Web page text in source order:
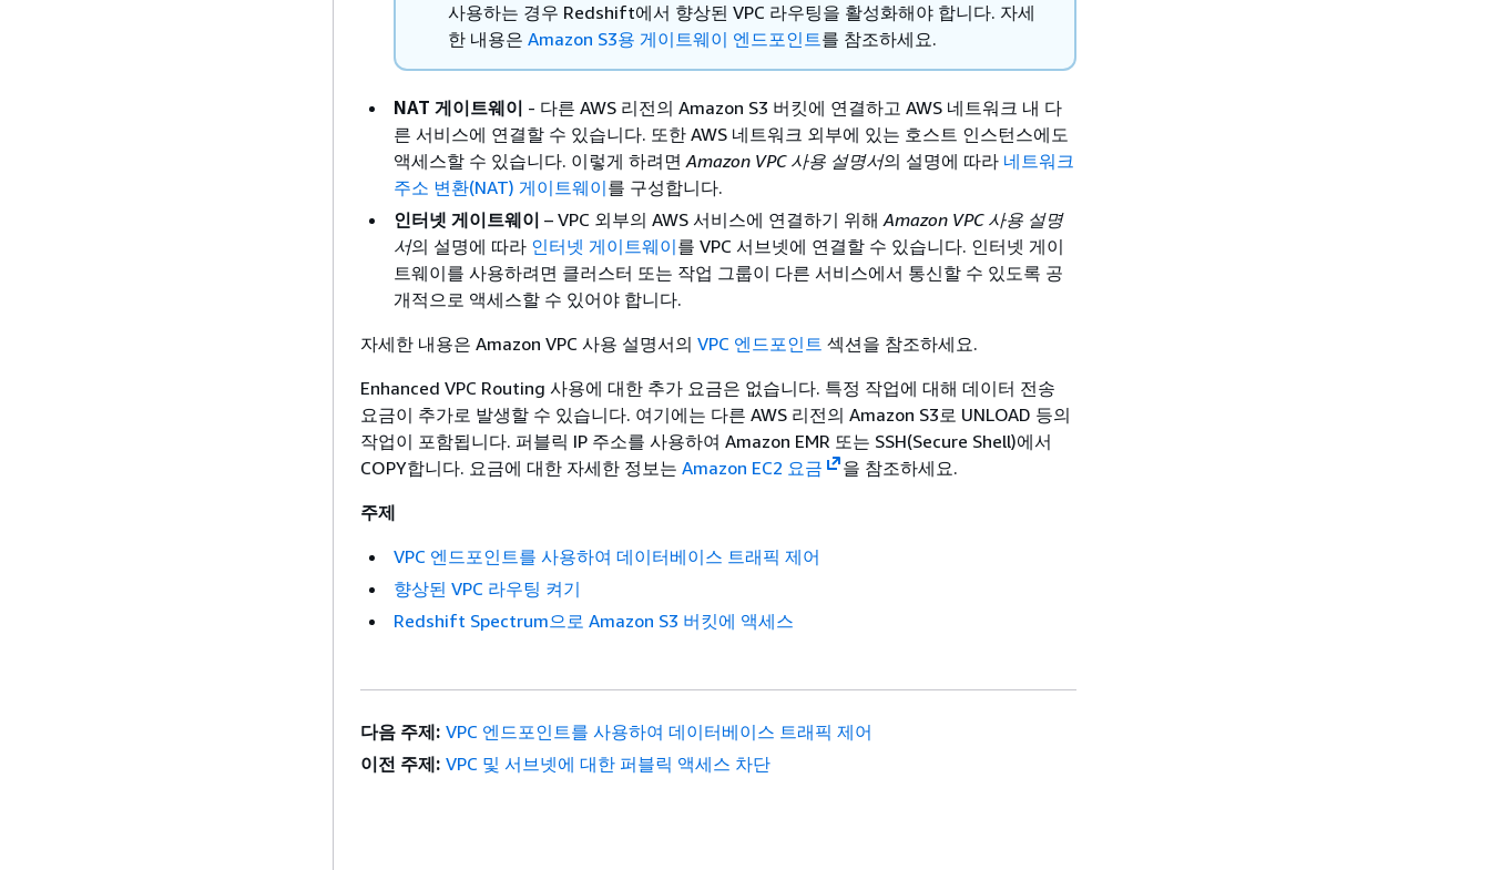
사용하는 경우 Redshift에서 향상된 VPC 라우팅을 활성화해야 합니다. 자세
한 내용은 Amazon S3용 게이트웨이 엔드포인트를 참조하세요.
NAT 게이트웨이 - 다른 AWS 리전의 Amazon S3 버킷에 연결하고 AWS 네트워크 내 다
른 서비스에 연결할 수 있습니다. 또한 AWS 네트워크 외부에 있는 호스트 인스턴스에도
액세스할 수 있습니다. 이렇게 하려면Amazon VPC 사용 설명서의 설명에 따라 네트워크
주소 변환(NAT) 게이트웨이를 구성합니다.
인터넷 게이트웨이 – VPC 외부의 AWS 서비스에 연결하기 위해Amazon VPC 사용 설명
서의 설명에 따라 인터넷 게이트웨이를 VPC 서브넷에 연결할 수 있습니다. 인터넷 게이
트웨이를 사용하려면 클러스터 또는 작업 그룹이 다른 서비스에서 통신할 수 있도록 공
개적으로 액세스할 수 있어야 합니다.
자세한 내용은 Amazon VPC 사용 설명서의 VPC 엔드포인트 섹션을 참조하세요.
Enhanced VPC Routing 사용에 대한 추가 요금은 없습니다. 특정 작업에 대해 데이터 전송
요금이 추가로 발생할 수 있습니다. 여기에는 다른 AWS 리전의 Amazon S3로 UNLOAD 등의
작업이 포함됩니다. 퍼블릭 IP 주소를 사용하여 Amazon EMR 또는 SSH(Secure Shell)에서
COPY합니다. 요금에 대한 자세한 정보는 Amazon EC2 요금
을 참조하세요.
주제
VPC 엔드포인트를 사용하여 데이터베이스 트래픽 제어
향상된 VPC 라우팅 켜기
Redshift Spectrum으로 Amazon S3 버킷에 액세스
다음 주제: VPC 엔드포인트를 사용하여 데이터베이스 트래픽 제어
이전 주제: VPC 및 서브넷에 대한 퍼블릭 액세스 차단